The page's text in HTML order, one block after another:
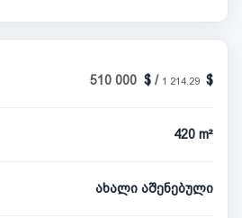
510 000 / 1 214.29
420 m²
ახალი აშენებული